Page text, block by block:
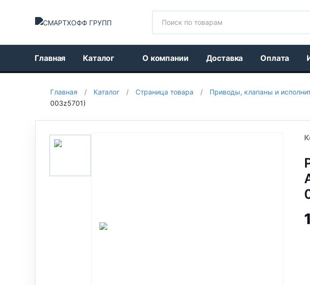
Главная Каталог О компании Доставка Оплата
Главная / Каталог / Страница товара / Приводы, клапаны и
003z5701)